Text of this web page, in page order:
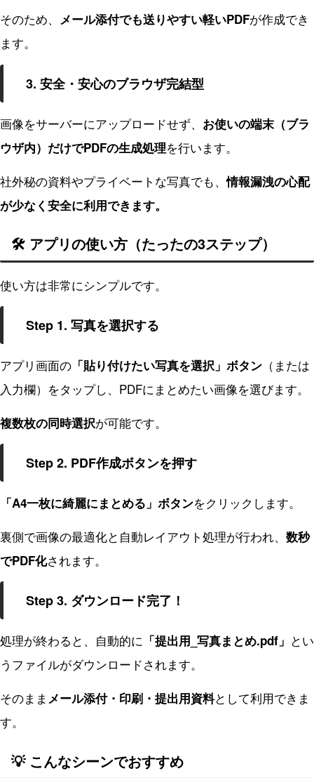
そのため、 メール添付でも送りやすい軽いPDFが作成でき
ます。
3. 安全・安心のブラウザ完結型
画像をサーバーにアップロードせず、 お使いの端末（ブラ
ウザ内）だけでPDFの生成処理を行います。
社外秘の資料やプライベートな写真でも、情報漏洩の心配
が少なく安全に利用できます。
🛠️ アプリの使い方（たったの3ステップ）
使い方は非常にシンプルです。
Step 1. 写真を選択する
アプリ画面の 「貼り付けたい写真を選択」ボタン （または
入力欄）をタップし、PDFにまとめたい画像を選びます。
複数枚の同時選択が可能です。
Step 2. PDF作成ボタンを押す
「A4一枚に綺麗にまとめる」ボタンをクリックします。
裏側で画像の最適化と自動レイアウト処理が行われ、 数秒
でPDF化されます。
Step 3. ダウンロード完了！
処理が終わると、自動的に 「提出用_写真まとめ.pdf」 とい
うファイルがダウンロードされます。
そのまま メール添付・印刷・提出用資料として利用できま
す。
💡 こんなシーンでおすすめ